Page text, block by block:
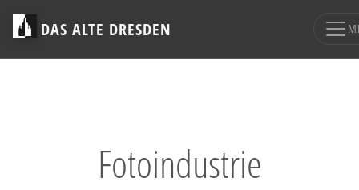
DAS ALTE DRESDEN
Fotoindustrie